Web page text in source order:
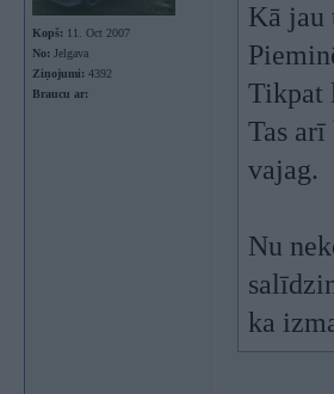
Kopš: 11. Oct 2007
No: Jelgava
Ziņojumi: 4392
Braucu ar:
Kā jau
Tikpat
Tas
vajag.
Nu
ka